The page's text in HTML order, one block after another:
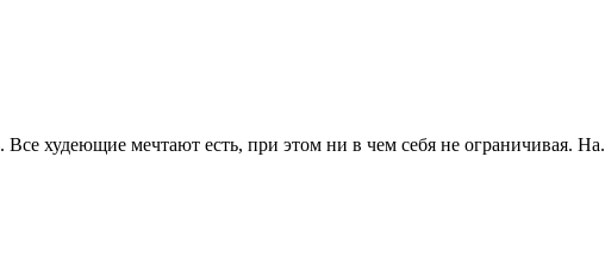
худеющие мечтают есть, при этом ни в чем себя не ограничивая.